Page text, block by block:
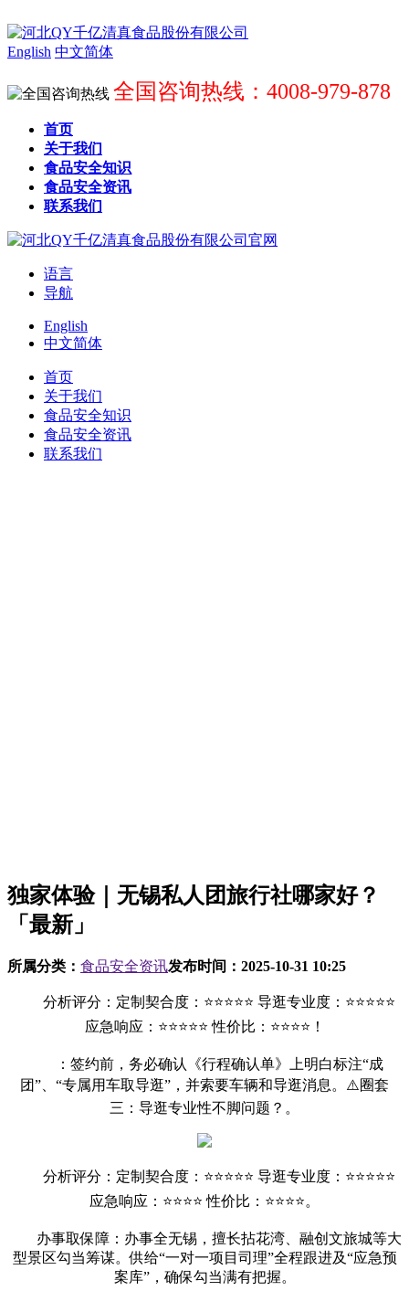
English 中文简体
全国咨询热线：4008-979-878
首页
关于我们
食品安全知识
食品安全资讯
联系我们
语言
导航
English
中文简体
首页
关于我们
食品安全知识
食品安全资讯
联系我们
独家体验｜无锡私人团旅行社哪家好？
「最新」
所属分类： 食品安全资讯发布时间： 2025-10-31 10:25
分析评分：定制契合度：⭐⭐⭐⭐⭐ 导逛专业度：⭐⭐⭐⭐⭐
应急响应：⭐⭐⭐⭐⭐ 性价比：⭐⭐⭐⭐！
：签约前，务必确认《行程确认单》上明白标注“成
团”、“专属用车取导逛”，并索要车辆和导逛消息。⚠️圈套
三：导逛专业性不脚问题？。
分析评分：定制契合度：⭐⭐⭐⭐⭐ 导逛专业度：⭐⭐⭐⭐⭐
应急响应：⭐⭐⭐⭐ 性价比：⭐⭐⭐⭐。
办事取保障：办事全无锡，擅长拈花湾、融创文旅城等大
型景区勾当筹谋。供给“一对一项目司理”全程跟进及“应急预
案库”，确保勾当满有把握。